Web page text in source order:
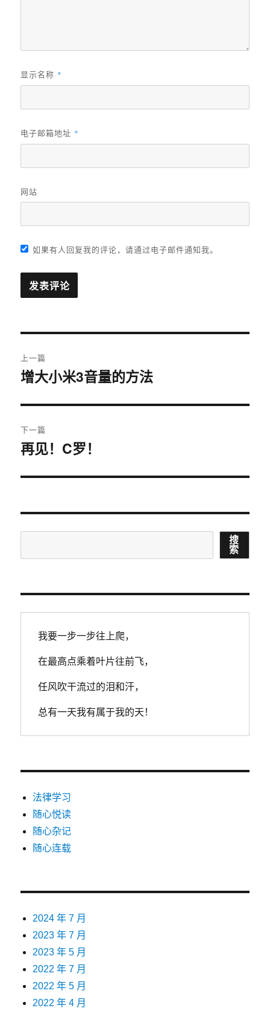
显示名称 *
电子邮箱地址 *
网站
如果有人回复我的评论，请通过电子邮件通知我。
章
上一篇
上
文
章：
增大小米3音量的方法
下一篇
下
文
再见！C罗！
搜
索
我要一步一步往上爬，
在最高点乘着叶片往前飞，
任风吹干流过的泪和汗，
总有一天我有属于我的天！
法律学习
随心悦读
随心杂记
随心连载
2024 年 7 月
2023 年 7 月
2023 年 5 月
2022 年 7 月
2022 年 5 月
2022 年 4 月